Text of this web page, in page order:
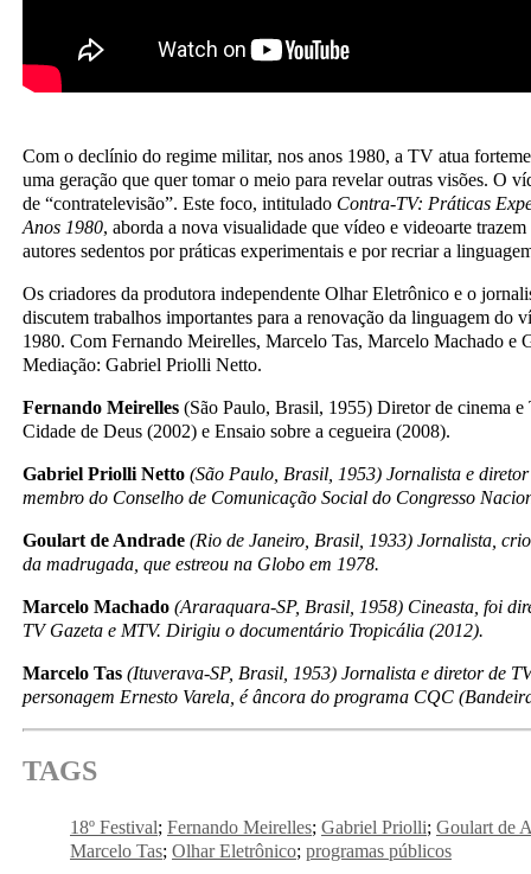
Com o declínio do regime militar, nos anos 1980, a TV atua
uma geração que quer tomar o meio para revelar outras visões. O
de “contratelevisão”. Este foco, intitulado Contra-TV: Práticas
Anos 1980, aborda a nova visualidade que vídeo e videoarte trazem
autores sedentos por práticas experimentais e por recriar a
Os criadores da produtora independente Olhar Eletrônico e o
discutem trabalhos importantes para a renovação da linguagem do
1980. Com Fernando Meirelles, Marcelo Tas, Marcelo Machado e
Mediação: Gabriel Priolli Netto.
Fernando Meirelles (São Paulo, Brasil, 1955) Diretor de cinema
Cidade de Deus (2002) e Ensaio sobre a cegueira (2008).
Gabriel Priolli Netto (São Paulo, Brasil, 1953) Jornalista e
membro do Conselho de Comunicação Social do Congresso
Goulart de Andrade (Rio de Janeiro, Brasil, 1933) Jornalista,
da madrugada, que estreou na Globo em 1978.
Marcelo Machado (Araraquara-SP, Brasil, 1958) Cineasta, foi
TV Gazeta e MTV. Dirigiu o documentário Tropicália (2012).
Marcelo Tas (Ituverava-SP, Brasil, 1953) Jornalista e diretor de
personagem Ernesto Varela, é âncora do programa CQC
TAGS
18º Festival Fernando Meirelles Gabriel Priolli Goulart de
Marcelo Tas Olhar Eletrônico programas públicos